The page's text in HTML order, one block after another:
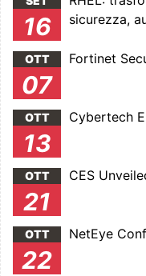
16
sicurezza,
OTT
07
Fortinet
OTT
13
Cybertech
OTT
21
CES
OTT
22
NetEye